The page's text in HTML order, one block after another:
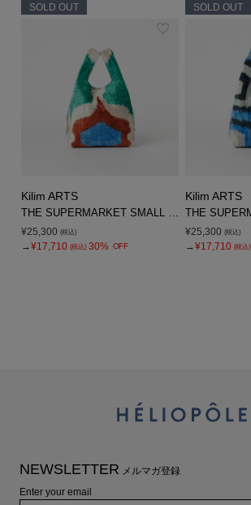
SOLD OUT
Kilim ARTS
THE SUPERMARKET SMALL BAG
¥25,300 (税込)
→¥17,710 (税込) 30% OFF
SOLD OUT
Kilim ARTS
¥25,300 (税込)
→¥17,710 (税込)
NEWSLETTER メルマガ登録
Enter your email